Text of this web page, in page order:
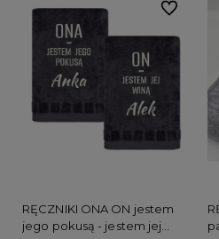
RĘCZNIKI ONA ON jestem
jego pokusą - jestem jej
Do